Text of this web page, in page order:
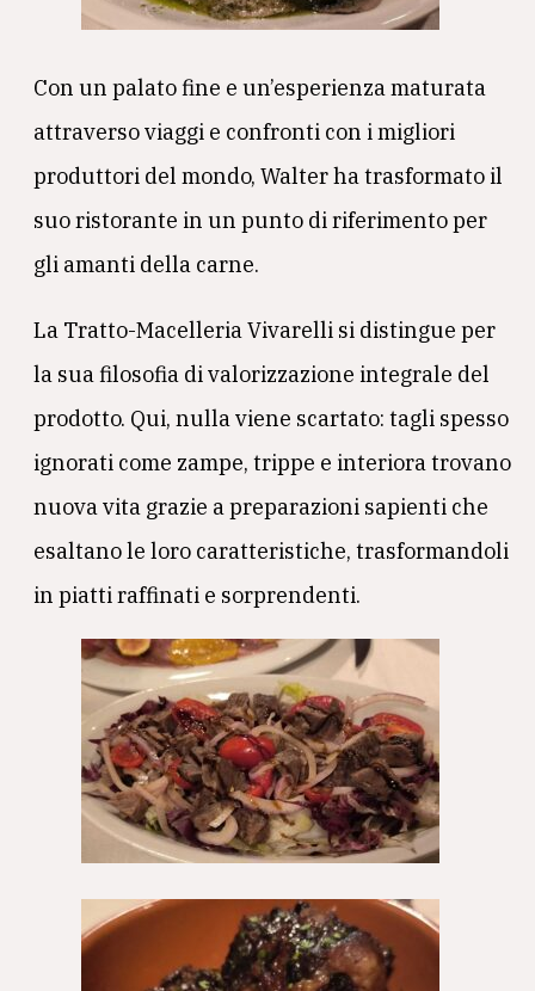
Con un palato fine e un’esperienza maturata
attraverso viaggi e confronti con i migliori
produttori del mondo, Walter ha trasformato il
suo ristorante in un punto di riferimento per
gli amanti della carne.
La Tratto-Macelleria Vivarelli si distingue per
la sua filosofia di valorizzazione integrale del
prodotto. Qui, nulla viene scartato: tagli spesso
ignorati come zampe, trippe e interiora trovano
nuova vita grazie a preparazioni sapienti che
esaltano le loro caratteristiche, trasformandoli
in piatti raffinati e sorprendenti.